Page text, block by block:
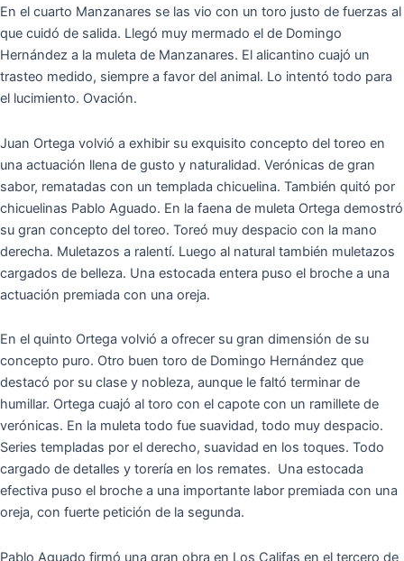
En el cuarto Manzanares se las vio con un toro justo de fuerzas al
que cuidó de salida. Llegó muy mermado el de Domingo
Hernández a la muleta de Manzanares. El alicantino cuajó un
trasteo medido, siempre a favor del animal. Lo intentó todo para
el lucimiento. Ovación.
Juan Ortega volvió a exhibir su exquisito concepto del toreo en
una actuación llena de gusto y naturalidad. Verónicas de gran
sabor, rematadas con un templada chicuelina. También quitó por
chicuelinas Pablo Aguado. En la faena de muleta Ortega demostró
su gran concepto del toreo. Toreó muy despacio con la mano
derecha. Muletazos a ralentí. Luego al natural también muletazos
cargados de belleza. Una estocada entera puso el broche a una
actuación premiada con una oreja.
En el quinto Ortega volvió a ofrecer su gran dimensión de su
concepto puro. Otro buen toro de Domingo Hernández que
destacó por su clase y nobleza, aunque le faltó terminar de
humillar. Ortega cuajó al toro con el capote con un ramillete de
verónicas. En la muleta todo fue suavidad, todo muy despacio.
Series templadas por el derecho, suavidad en los toques. Todo
cargado de detalles y torería en los remates. Una estocada
efectiva puso el broche a una importante labor premiada con una
oreja, con fuerte petición de la segunda.
Pablo Aguado firmó una gran obra en Los Califas en el tercero de